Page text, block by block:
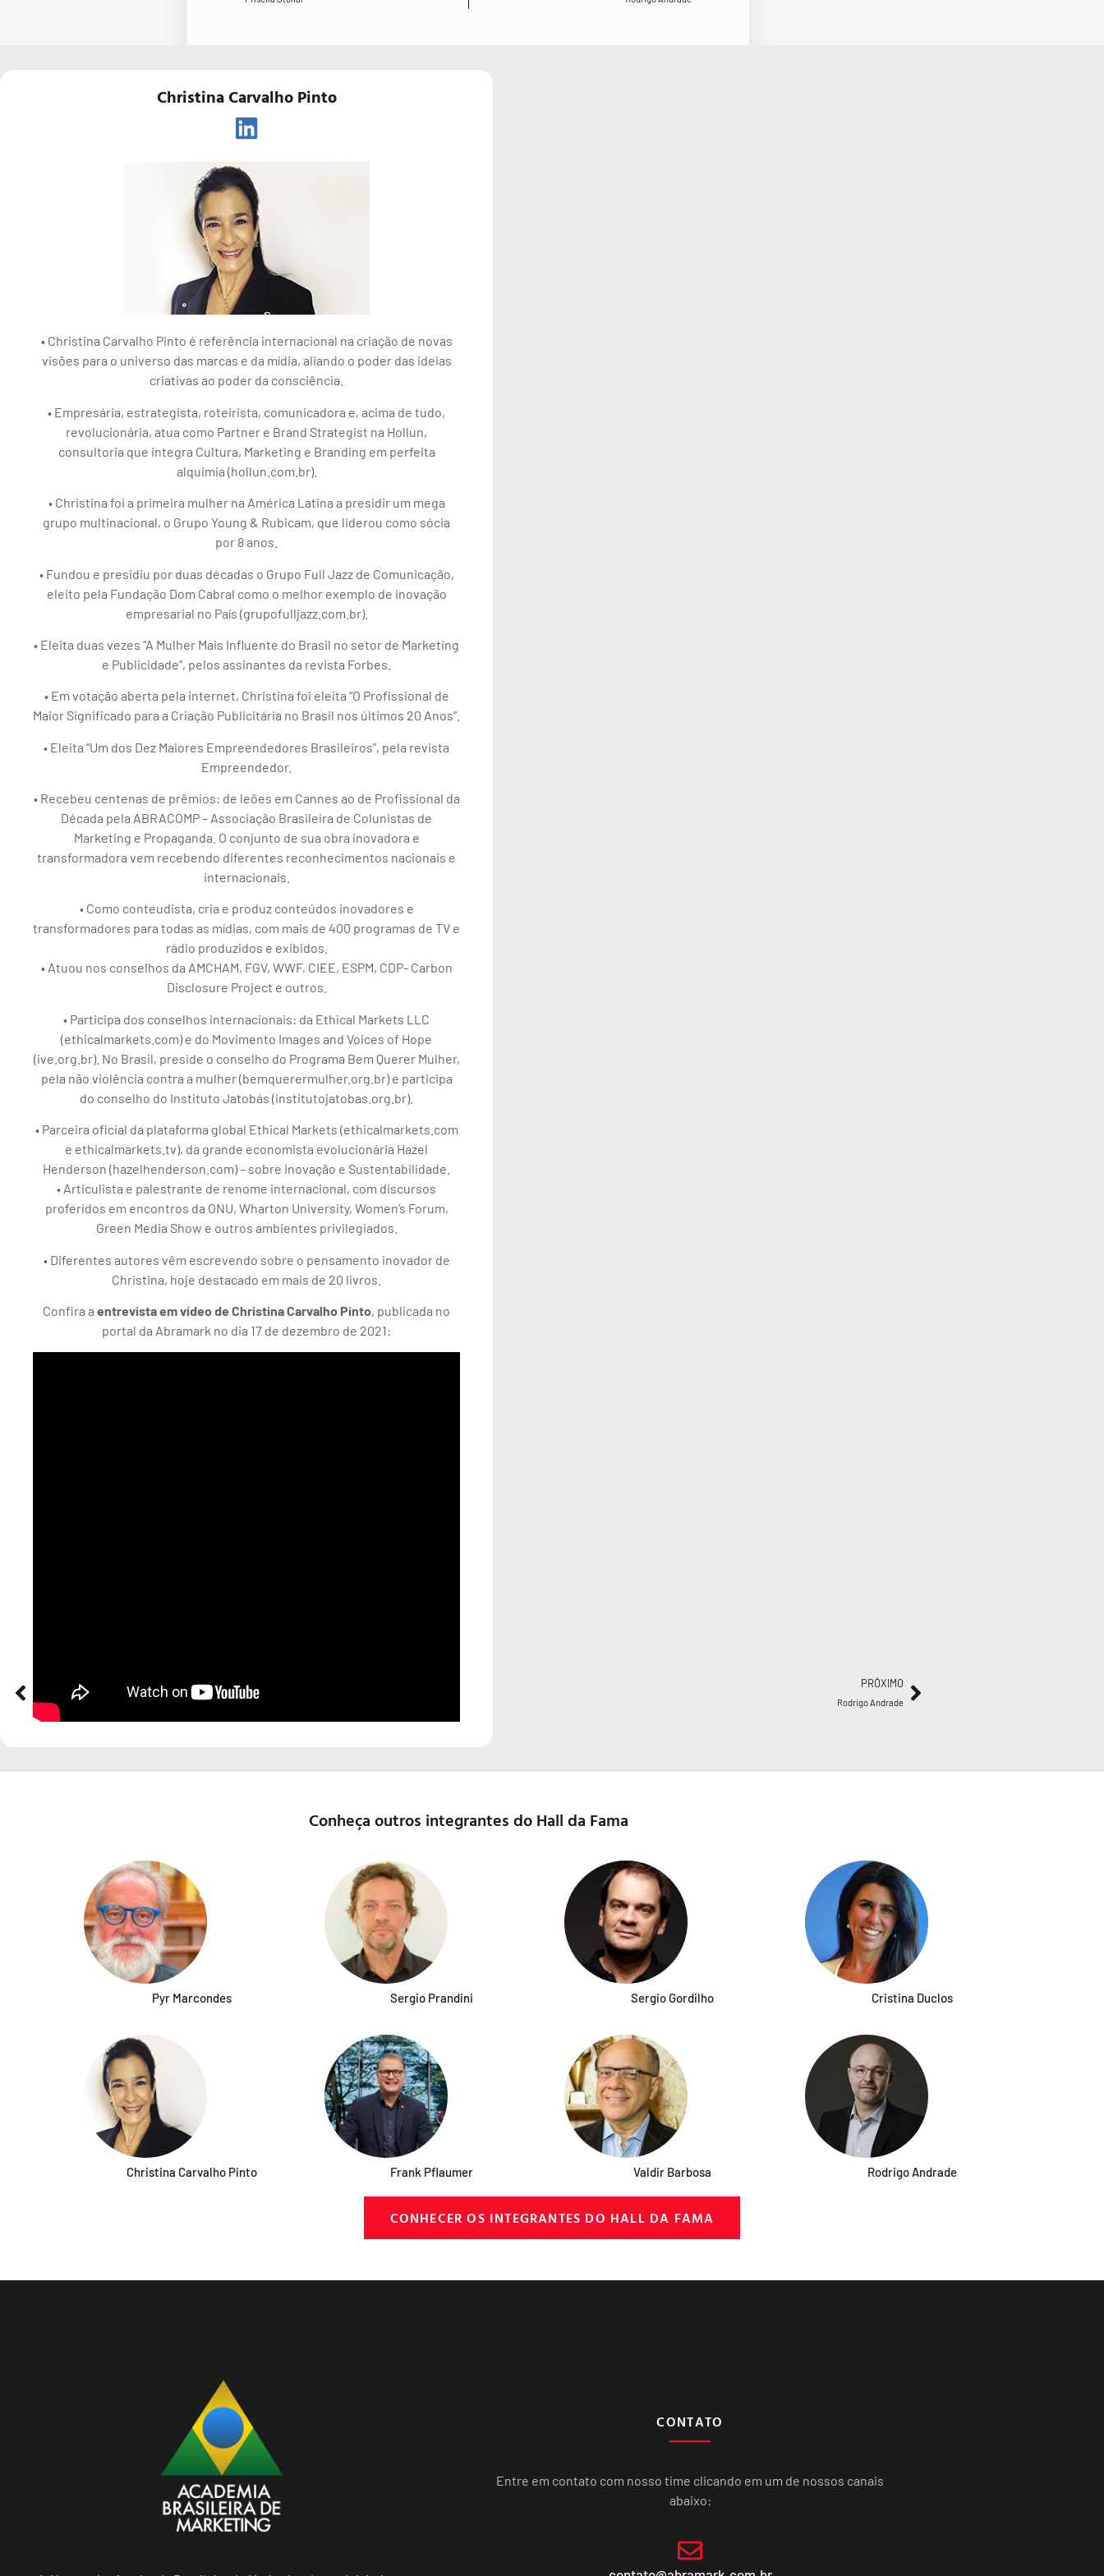
Christina Carvalho Pinto
• Christina Carvalho Pinto é referência internacional na criação de novas
visões para o universo das marcas e da mídia, aliando o poder das ideias
criativas ao poder da consciência.
• Empresária, estrategista, roteirista, comunicadora e, acima de tudo,
revolucionária, atua como Partner e Brand Strategist na Hollun,
consultoria que integra Cultura, Marketing e Branding em perfeita
alquimia (hollun.com.br).
• Christina foi a primeira mulher na América Latina a presidir um mega
grupo multinacional, o Grupo Young & Rubicam, que liderou como sócia
por 8 anos.
• Fundou e presidiu por duas décadas o Grupo Full Jazz de Comunicação,
eleito pela Fundação Dom Cabral como o melhor exemplo de inovação
empresarial no País (grupofulljazz.com.br).
• Eleita duas vezes “A Mulher Mais Influente do Brasil no setor de Marketing
e Publicidade”, pelos assinantes da revista Forbes.
• Em votação aberta pela internet, Christina foi eleita “O Profissional de
Maior Significado para a Criação Publicitária no Brasil nos últimos 20 Anos”.
• Eleita “Um dos Dez Maiores Empreendedores Brasileiros”, pela revista
Empreendedor.
• Recebeu centenas de prêmios: de leões em Cannes ao de Profissional da
Década pela ABRACOMP – Associação Brasileira de Colunistas de
Marketing e Propaganda. O conjunto de sua obra inovadora e
transformadora vem recebendo diferentes reconhecimentos nacionais e
internacionais.
• Como conteudista, cria e produz conteúdos inovadores e
transformadores para todas as mídias, com mais de 400 programas de TV e
rádio produzidos e exibidos.
• Atuou nos conselhos da AMCHAM, FGV, WWF, CIEE, ESPM, CDP- Carbon
Disclosure Project e outros.
• Participa dos conselhos internacionais: da Ethical Markets LLC
(ethicalmarkets.com) e do Movimento Images and Voices of Hope
(ive.org.br). No Brasil, preside o conselho do Programa Bem Querer Mulher,
pela não violência contra a mulher (bemquerermulher.org.br) e participa
do conselho do Instituto Jatobás (institutojatobas.org.br).
• Parceira oficial da plataforma global Ethical Markets (ethicalmarkets.com
e ethicalmarkets.tv), da grande economista evolucionária Hazel
Henderson (hazelhenderson.com) – sobre Inovação e Sustentabilidade.
• Articulista e palestrante de renome internacional, com discursos
proferidos em encontros da ONU, Wharton University, Women’s Forum,
Green Media Show e outros ambientes privilegiados.
• Diferentes autores vêm escrevendo sobre o pensamento inovador de
Christina, hoje destacado em mais de 20 livros.
Confira a entrevista em vídeo de Christina Carvalho Pinto, publicada no
portal da Abramark no dia 17 de dezembro de 2021:
ANTERIOR
Priscila Stoliar
PRÓXIMO
Rodrigo Andrade
Conheça outros integrantes do Hall da Fama
Pyr Marcondes Sergio Prandini Sergio Gordilho Cristina Duclos
Christina Carvalho Pinto Frank Pflaumer Valdir Barbosa Rodrigo Andrade
CONHECER OS INTEGRANTES DO HALL DA FAMA
CONTATO
Entre em contato com nosso time clicando em um de nossos canais
abaixo: